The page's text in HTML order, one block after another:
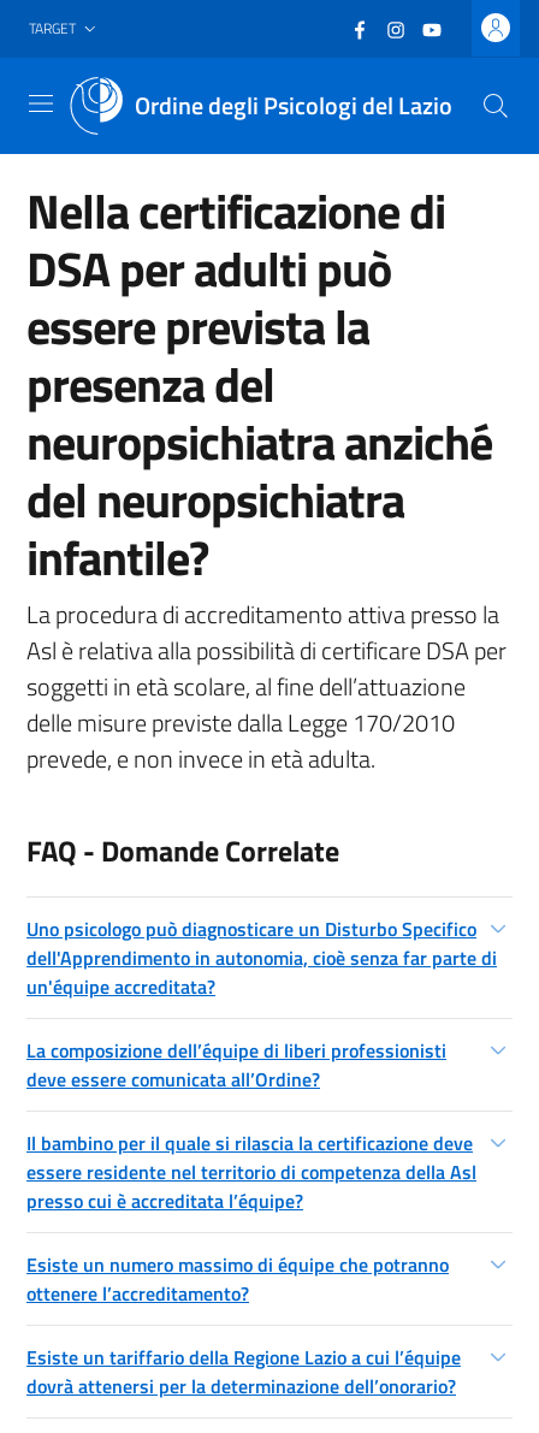
Vai al header
Vai al contenuto principale
Vai al footer
TARGET Facebook
(nuova scheda -
Instagram
(nuova scheda
YouTube
(nuova
Ordine degli Psicologi del Lazio
Menu
Nella certificazione di
DSA per adulti può
essere prevista la
presenza del
neuropsichiatra anziché
del neuropsichiatra
infantile?
La procedura di accreditamento attiva presso la
Asl è relativa alla possibilità di certificare DSA per
soggetti in età scolare, al fine dell’attuazione
delle misure previste dalla Legge 170/2010
prevede, e non invece in età adulta.
FAQ - Domande Correlate
Uno psicologo può diagnosticare un Disturbo Specifico
dell'Apprendimento in autonomia, cioè senza far parte di
un'équipe accreditata?
La composizione dell’équipe di liberi professionisti
deve essere comunicata all’Ordine?
Il bambino per il quale si rilascia la certificazione deve
essere residente nel territorio di competenza della Asl
presso cui è accreditata l’équipe?
Esiste un numero massimo di équipe che potranno
ottenere l’accreditamento?
Esiste un tariffario della Regione Lazio a cui l’équipe
dovrà attenersi per la determinazione dell’onorario?